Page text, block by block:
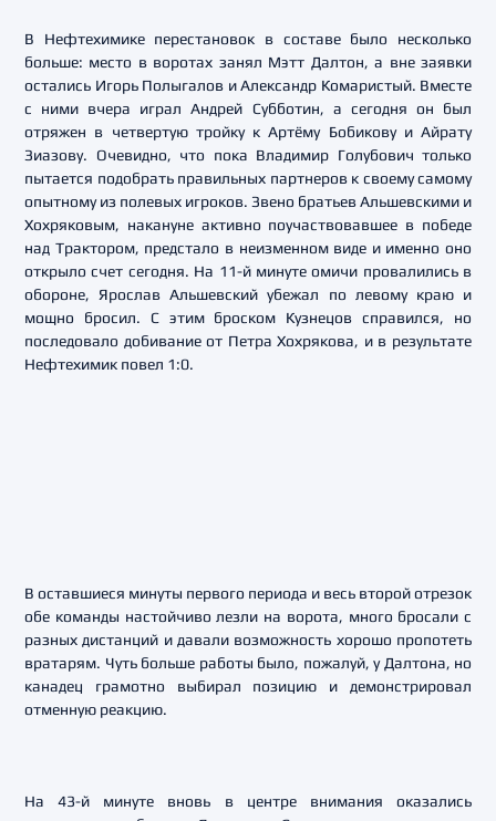
В Нефтехимике перестановок в составе было несколько
больше: место в воротах занял Мэтт Далтон, а вне заявки
остались Игорь Полыгалов и Александр Комаристый. Вместе
с ними вчера играл Андрей Субботин, а сегодня он был
отряжен в четвертую тройку к Артёму Бобикову и Айрату
Зиазову. Очевидно, что пока Владимир Голубович только
пытается подобрать правильных партнеров к своему самому
опытному из полевых игроков. Звено братьев Альшевскими и
Хохряковым, накануне активно поучаствовавшее в победе
над Трактором, предстало в неизменном виде и именно оно
открыло счет сегодня. На 11-й минуте омичи провалились в
обороне, Ярослав Альшевский убежал по левому краю и
мощно бросил. С этим броском Кузнецов справился, но
последовало добивание от Петра Хохрякова, и в результате
Нефтехимик повел 1:0.
В оставшиеся минуты первого периода и весь второй отрезок
обе команды настойчиво лезли на ворота, много бросали с
разных дистанций и давали возможность хорошо пропотеть
вратарям. Чуть больше работы было, пожалуй, у Далтона, но
канадец грамотно выбирал позицию и демонстрировал
отменную реакцию.
На 43-й минуте вновь в центре внимания оказались